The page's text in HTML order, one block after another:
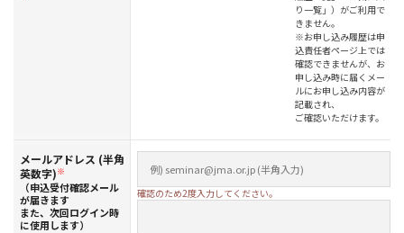
り一覧」）がご利用で
きません。
※お申し込み履歴は申
込責任者ページ上では
確認できませんが、お
申し込み時に届くメー
ルにお申し込み内容が
記載され、
ご確認いただけます。
メールアドレス (半角
英数字)※
（申込受付確認メール
が届きます
また、次回ログイン時
に使用します）
確認のため2度入力してください。